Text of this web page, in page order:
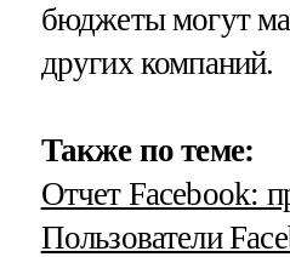
бюджеты могут
других компаний.
Также по теме:
Отчет Facebook:
Пользователи